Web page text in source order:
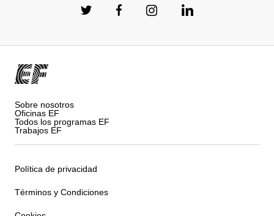
Sobre nosotros
Oficinas EF
Todos los programas EF
Trabajos EF
Política de privacidad
Términos y Condiciones